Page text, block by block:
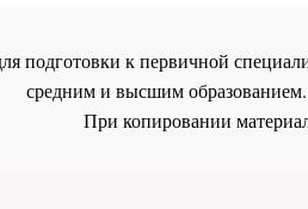
подготовки к первичной
средним и высшим
При копировании